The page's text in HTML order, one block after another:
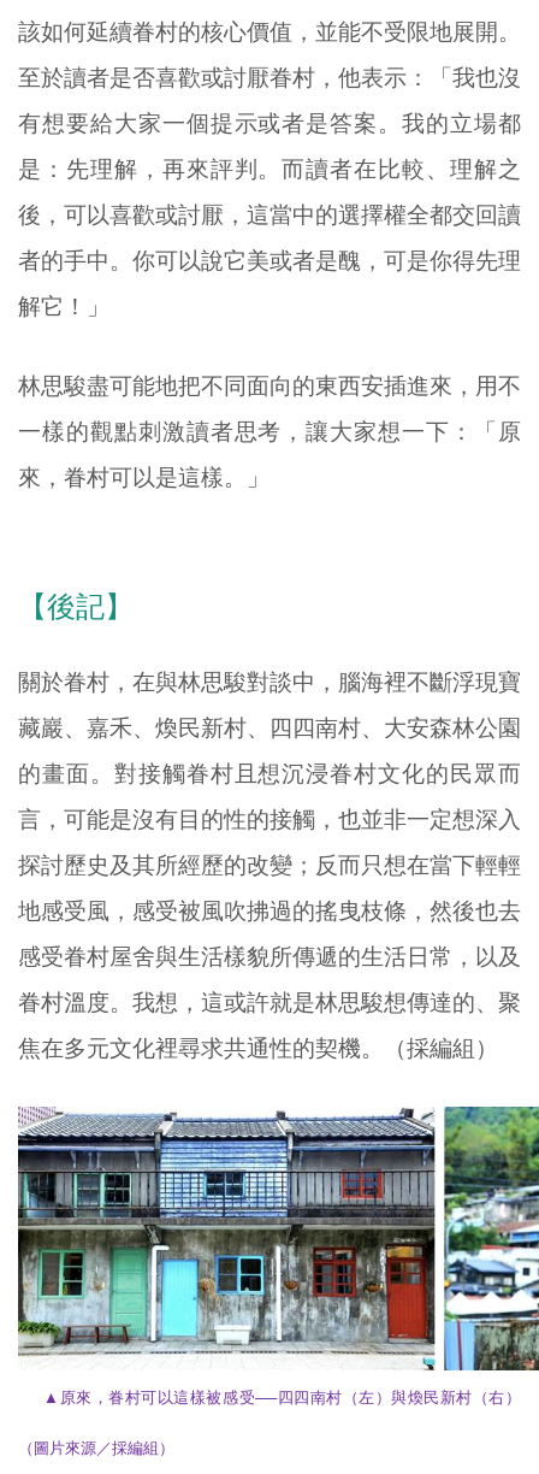
該如何延續眷村的核心價值，並能不受限地展開。
至於讀者是否喜歡或討厭眷村，他表示：「我也沒
有想要給大家一個提示或者是答案。我的立場都
是：先理解，再來評判。而讀者在比較、理解之
後，可以喜歡或討厭，這當中的選擇權全都交回讀
者的手中。你可以說它美或者是醜，可是你得先理
解它！」
林思駿盡可能地把不同面向的東西安插進來，用不
一樣的觀點刺激讀者思考，讓大家想一下：「原
來，眷村可以是這樣。」
【後記】
關於眷村，在與林思駿對談中，腦海裡不斷浮現寶
藏巖、嘉禾、煥民新村、四四南村、大安森林公園
的畫面。對接觸眷村且想沉浸眷村文化的民眾而
言，可能是沒有目的性的接觸，也並非一定想深入
探討歷史及其所經歷的改變；反而只想在當下輕輕
地感受風，感受被風吹拂過的搖曳枝條，然後也去
感受眷村屋舍與生活樣貌所傳遞的生活日常，以及
眷村溫度。我想，這或許就是林思駿想傳達的、聚
焦在多元文化裡尋求共通性的契機。（採編組）
▲ 原來，眷村可以這樣被感受──四四南村（左）與煥民新村（右）
（圖片來源／採編組）